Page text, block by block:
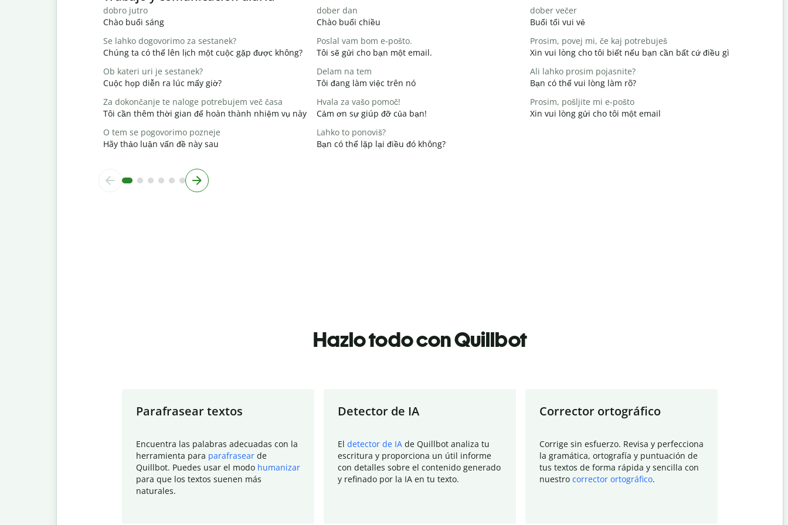
dobro jutro
Chào buổi sáng
dober dan
Chào buổi chiều
dober večer
Buổi tối vui vẻ
Se lahko dogovorimo za sestanek?
Chúng ta có thể lên lịch một cuộc gặp được không?
Poslal vam bom e-pošto.
Tôi sẽ gửi cho bạn một email.
Prosim, povej mi, če kaj potrebuješ
Xin vui lòng cho tôi biết nếu bạn cần bất cứ điều gì
Ob kateri uri je sestanek?
Cuộc họp diễn ra lúc mấy giờ?
Delam na tem
Tôi đang làm việc trên nó
Ali lahko prosim pojasnite?
Bạn có thể vui lòng làm rõ?
Za dokončanje te naloge potrebujem več časa
Tôi cần thêm thời gian để hoàn thành nhiệm vụ này
Hvala za vašo pomoč!
Cảm ơn sự giúp đỡ của bạn!
Prosim, pošljite mi e-pošto
Xin vui lòng gửi cho tôi một email
O tem se pogovorimo pozneje
Hãy thảo luận vấn đề này sau
Lahko to ponoviš?
Bạn có thể lặp lại điều đó không?
Hazlo todo con Quillbot
Parafrasear textos
Encuentra las palabras adecuadas con la
herramienta para parafrasear de
Quillbot. Puedes usar el modo humanizar
para que los textos suenen más
naturales.
Detector de IA
El detector de IA de Quillbot analiza tu
escritura y proporciona un útil informe
con detalles sobre el contenido generado
y refinado por la IA en tu texto.
Corrector ortográfico
Corrige sin esfuerzo. Revisa y perfecciona
la gramática, ortografía y puntuación de
tus textos de forma rápida y sencilla con
nuestro corrector ortográfico.